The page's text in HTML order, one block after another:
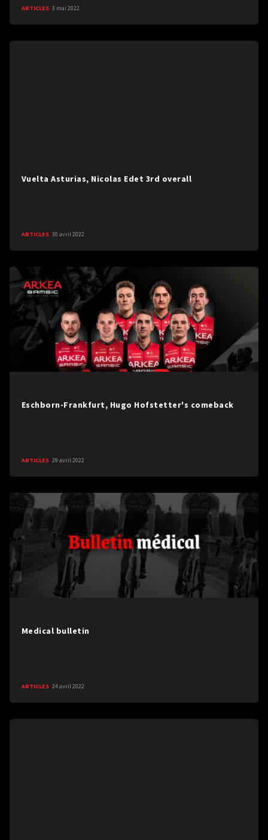
ARTICLES 3 mai 2022
Vuelta Asturias, Nicolas Edet 3rd overall
ARTICLES 30 avril 2022
Eschborn-Frankfurt, Hugo Hofstetter's comeback
ARTICLES 29 avril 2022
Medical bulletin
ARTICLES 24 avril 2022